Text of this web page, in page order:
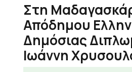
Στη
Απόδημου
Δημόσιας
Ιωάννη